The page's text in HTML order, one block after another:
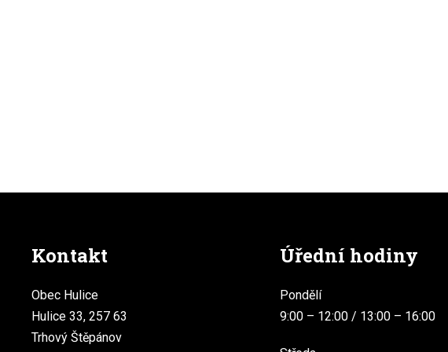
Kontakt
Obec Hulice
Hulice 33, 257 63
Trhový Štěpánov
Úřední hodiny
Pondělí
9:00 – 12:00 / 13:00 – 16:00